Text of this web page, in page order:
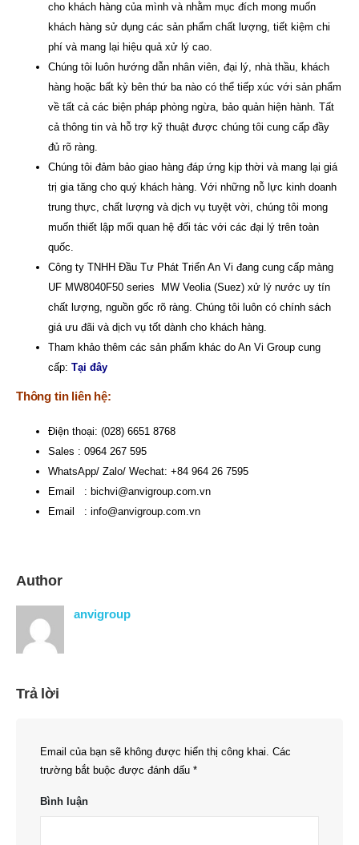
cho khách hàng của mình và nhằm mục đích mong muốn
khách hàng sử dụng các sản phẩm chất lượng, tiết kiệm chi
phí và mang lại hiệu quả xử lý cao.
Chúng tôi luôn hướng dẫn nhân viên, đại lý, nhà thầu, khách
hàng hoặc bất kỳ bên thứ ba nào có thể tiếp xúc với sản phẩm
về tất cả các biện pháp phòng ngừa, bảo quản hiện hành. Tất
cả thông tin và hỗ trợ kỹ thuật được chúng tôi cung cấp đầy
đủ rõ ràng.
Chúng tôi đảm bảo giao hàng đáp ứng kịp thời và mang lại giá
trị gia tăng cho quý khách hàng. Với những nỗ lực kinh doanh
trung thực, chất lượng và dịch vụ tuyệt vời, chúng tôi mong
muốn thiết lập mối quan hệ đối tác với các đại lý trên toàn
quốc.
Công ty TNHH Đầu Tư Phát Triển An Vi đang cung cấp màng
UF MW8040F50 series MW Veolia (Suez) xử lý nước uy tín
chất lượng, nguồn gốc rõ ràng. Chúng tôi luôn có chính sách
giá ưu đãi và dịch vụ tốt dành cho khách hàng.
Tham khảo thêm các sản phẩm khác do An Vi Group cung
cấp: Tại đây
Thông tin liên hệ:
Điện thoại: (028) 6651 8768
Sales : 0964 267 595
WhatsApp/ Zalo/ Wechat: +84 964 26 7595
Email : bichvi@anvigroup.com.vn
Email : info@anvigroup.com.vn
Author
anvigroup
Trả lời
Email của bạn sẽ không được hiển thị công khai. Các
trường bắt buộc được đánh dấu *
Bình luận